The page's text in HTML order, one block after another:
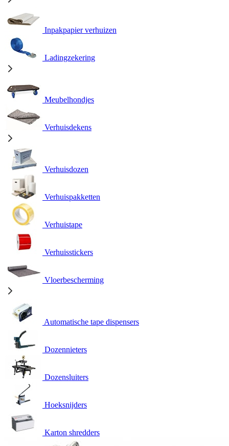
Inpakpapier verhuizen
Ladingzekering
Meubelhondjes
Verhuisdekens
Verhuisdozen
Verhuispakketten
Verhuistape
Verhuisstickers
Vloerbescherming
Automatische tape dispensers
Dozennieters
Dozensluiters
Hoeksnijders
Karton shredders